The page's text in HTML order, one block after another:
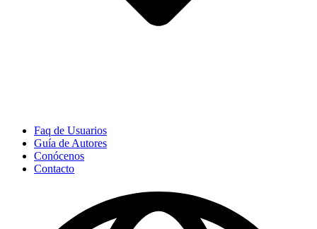
Faq de Usuarios
Guía de Autores
Conócenos
Contacto